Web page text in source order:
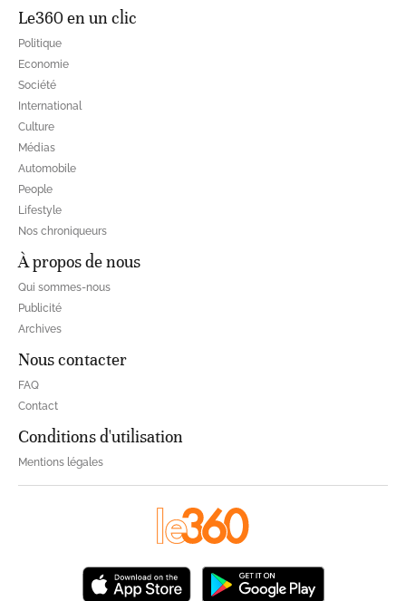
Le360 en un clic
Politique
Economie
Société
International
Culture
Médias
Automobile
People
Lifestyle
Nos chroniqueurs
À propos de nous
Qui sommes-nous
Publicité
Archives
Nous contacter
FAQ
Contact
Conditions d'utilisation
Mentions légales